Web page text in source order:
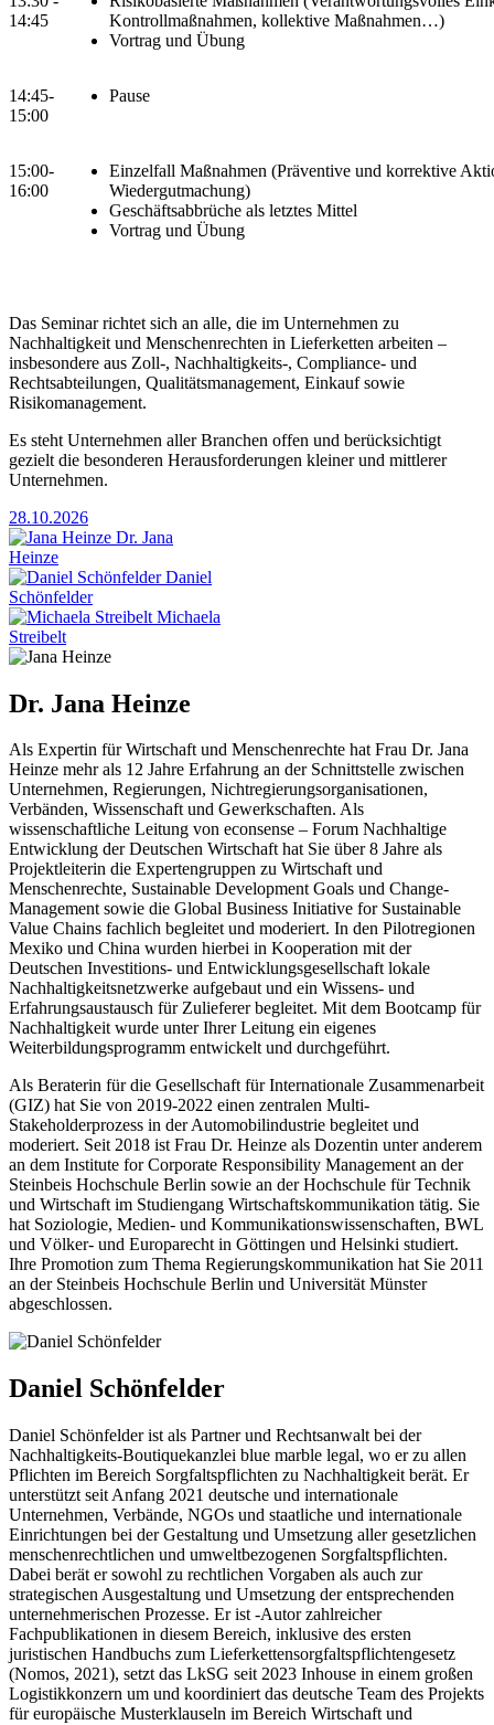
14:45
Kontrollmaßnahmen, kollektive Maßnahmen…)
Vortrag und Übung
14:45-
15:00
Pause
15:00-
16:00
Einzelfall Maßnahmen (Präventive und korrektive
Wiedergutmachung)
Geschäftsabbrüche als letztes Mittel
Vortrag und Übung
Das Seminar richtet sich an alle, die im Unternehmen zu
Nachhaltigkeit und Menschenrechten in Lieferketten arbeiten –
insbesondere aus Zoll-, Nachhaltigkeits-, Compliance- und
Rechtsabteilungen, Qualitätsmanagement, Einkauf sowie
Risikomanagement.
Es steht Unternehmen aller Branchen offen und berücksichtigt
gezielt die besonderen Herausforderungen kleiner und mittlerer
Unternehmen.
28.10.2026
Dr. Jana
Heinze
Daniel
Schönfelder
Michaela
Streibelt
Dr. Jana Heinze
Als Expertin für Wirtschaft und Menschenrechte hat Frau Dr. Jana
Heinze mehr als 12 Jahre Erfahrung an der Schnittstelle zwischen
Unternehmen, Regierungen, Nichtregierungsorganisationen,
Verbänden, Wissenschaft und Gewerkschaften. Als
wissenschaftliche Leitung von econsense – Forum Nachhaltige
Entwicklung der Deutschen Wirtschaft hat Sie über 8 Jahre als
Projektleiterin die Expertengruppen zu Wirtschaft und
Menschenrechte, Sustainable Development Goals und Change-
Management sowie die Global Business Initiative for Sustainable
Value Chains fachlich begleitet und moderiert. In den Pilotregionen
Mexiko und China wurden hierbei in Kooperation mit der
Deutschen Investitions- und Entwicklungsgesellschaft lokale
Nachhaltigkeitsnetzwerke aufgebaut und ein Wissens- und
Erfahrungsaustausch für Zulieferer begleitet. Mit dem Bootcamp für
Nachhaltigkeit wurde unter Ihrer Leitung ein eigenes
Weiterbildungsprogramm entwickelt und durchgeführt.
Als Beraterin für die Gesellschaft für Internationale Zusammenarbeit
(GIZ) hat Sie von 2019-2022 einen zentralen Multi-
Stakeholderprozess in der Automobilindustrie begleitet und
moderiert. Seit 2018 ist Frau Dr. Heinze als Dozentin unter anderem
an dem Institute for Corporate Responsibility Management an der
Steinbeis Hochschule Berlin sowie an der Hochschule für Technik
und Wirtschaft im Studiengang Wirtschaftskommunikation tätig. Sie
hat Soziologie, Medien- und Kommunikationswissenschaften, BWL
und Völker- und Europarecht in Göttingen und Helsinki studiert.
Ihre Promotion zum Thema Regierungskommunikation hat Sie 2011
an der Steinbeis Hochschule Berlin und Universität Münster
abgeschlossen.
Daniel Schönfelder
Daniel Schönfelder ist als Partner und Rechtsanwalt bei der
Nachhaltigkeits-Boutiquekanzlei blue marble legal, wo er zu allen
Pflichten im Bereich Sorgfaltspflichten zu Nachhaltigkeit berät. Er
unterstützt seit Anfang 2021 deutsche und internationale
Unternehmen, Verbände, NGOs und staatliche und internationale
Einrichtungen bei der Gestaltung und Umsetzung aller gesetzlichen
menschenrechtlichen und umweltbezogenen Sorgfaltspflichten.
Dabei berät er sowohl zu rechtlichen Vorgaben als auch zur
strategischen Ausgestaltung und Umsetzung der entsprechenden
unternehmerischen Prozesse. Er ist -Autor zahlreicher
Fachpublikationen in diesem Bereich, inklusive des ersten
juristischen Handbuchs zum Lieferkettensorgfaltspflichtengesetz
(Nomos, 2021), setzt das LkSG seit 2023 Inhouse in einem großen
Logistikkonzern um und koordiniert das deutsche Team des Projekts
für europäische Musterklauseln im Bereich Wirtschaft und